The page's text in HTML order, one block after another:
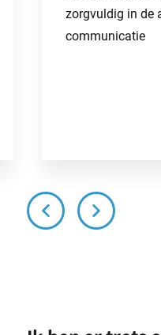
zorgvuldig in de
communicatie